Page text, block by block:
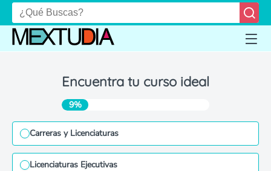
Encuentra tu curso ideal
9%
Carreras y Licenciaturas
Licenciaturas Ejecutivas